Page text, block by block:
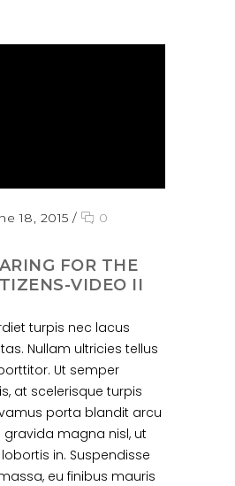
18, 2015 /
0
FOR THE
VIDEO II
turpis nec lacus
Nullam ultricies tellus
Ut semper
at scelerisque turpis
porta blandit arcu
gravida magna nisl, ut
in. Suspendisse
eu finibus mauris